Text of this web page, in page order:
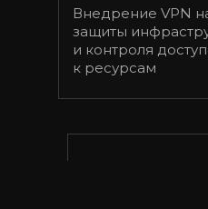
Внедрение VPN
защиты
и контроля
к ресурсам